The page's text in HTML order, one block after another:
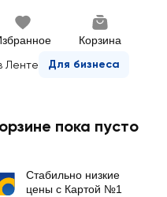
Корзина
Ленте Для бизнеса
пока пусто
Стабильно низкие
цены с Картой №1